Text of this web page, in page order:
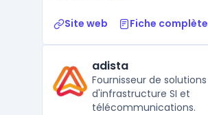
Site web Fiche complète
adista
Fournisseur de solutions
d'infrastructure SI et
télécommunications.